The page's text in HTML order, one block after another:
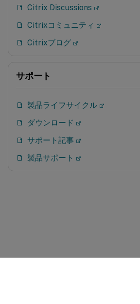
Citrix Discussions
Citrixコミュニティ
Citrixブログ
サポート
製品ライフサイクル
ダウンロード
サポート記事
製品サポート